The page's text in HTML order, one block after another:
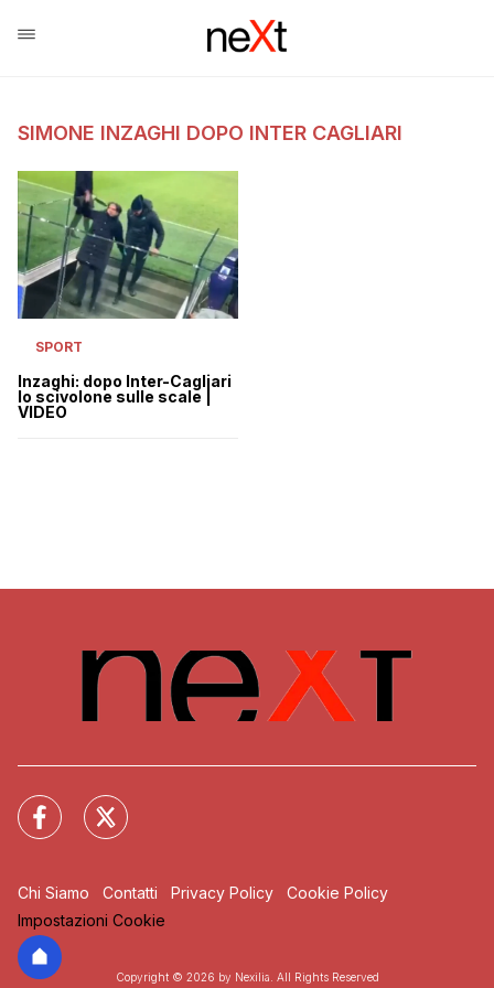
SIMONE INZAGHI DOPO INTER CAGLIARI
SPORT
Inzaghi: dopo Inter-Cagliari
lo scivolone sulle scale |
VIDEO
Chi Siamo Contatti Privacy Policy
Cookie Policy
Impostazioni Cookie
Copyright © 2026 by Nexilia. All Rights Reserved